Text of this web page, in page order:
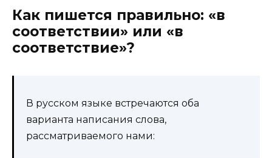
Как пишется правильно: «в
соответствии» или «в
соответствие»?
В русском языке встречаются оба
варианта написания слова,
рассматриваемого нами: